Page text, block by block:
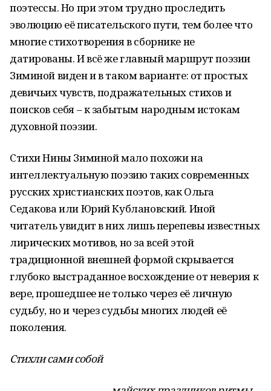
поэтессы. Но при этом трудно проследить
эволюцию её писательского пути, тем более что
многие стихотворения в сборнике не
датированы. И всё же главный маршрут поэзии
Зиминой виден и в таком варианте: от простых
девичьих чувств, подражательных стихов и
поисков себя – к забытым народным истокам
духовной поэзии.
Стихи Нины Зиминой мало похожи на
интеллектуальную поэзию таких современных
русских христианских поэтов, как Ольга
Седакова или Юрий Кублановский. Иной
читатель увидит в них лишь перепевы известных
лирических мотивов, но за всей этой
традиционной внешней формой скрывается
глубоко выстраданное восхождение от неверия к
вере, прошедшее не только через её личную
судьбу, но и через судьбы многих людей её
поколения.
Стихли сами собой